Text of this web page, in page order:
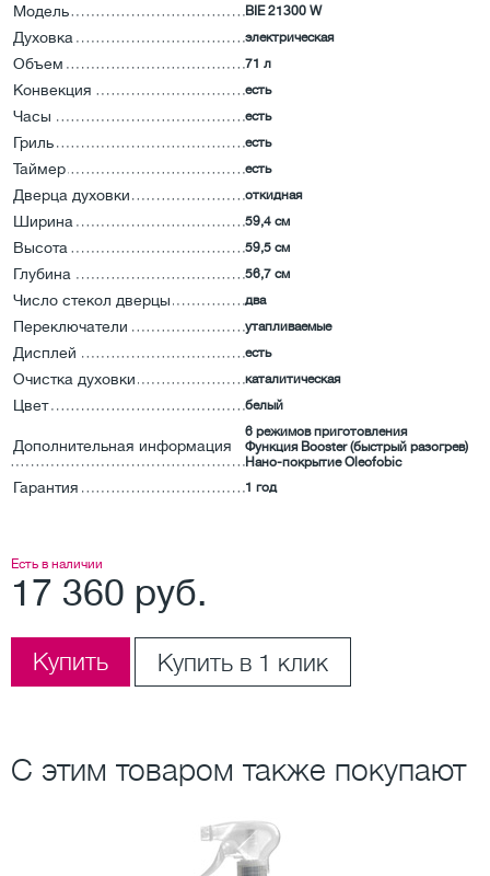
Модель BIE 21300 W
Духовка электрическая
Объем 71 л
Конвекция есть
Часы есть
Гриль есть
Таймер есть
Дверца духовки откидная
Ширина 59,4 см
Высота 59,5 см
Глубина 56,7 см
Число стекол дверцы два
Переключатели утапливаемые
Дисплей есть
Очистка духовки каталитическая
Цвет белый
Дополнительная информация
6 режимов приготовления
Функция Booster (быстрый разогрев)
Нано-покрытие Oleofobic
Гарантия 1 год
Есть в наличии
17 360 руб.
Купить Купить в 1 клик
С этим товаром также покупают